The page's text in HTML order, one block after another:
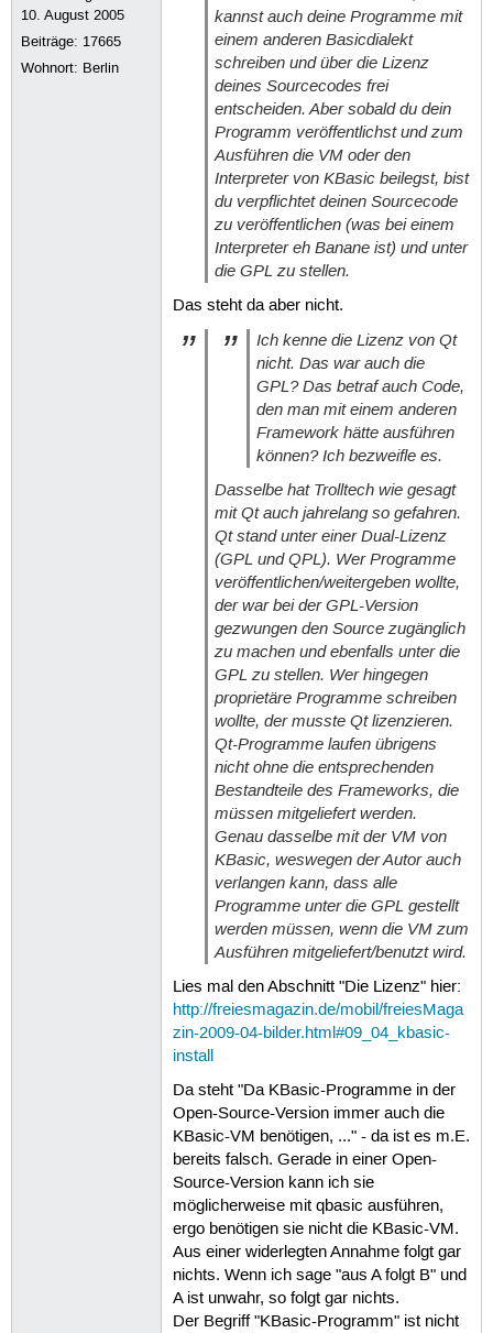
10. August 2005
Beiträge: 17665
Wohnort: Berlin
kannst auch deine Programme mit
einem anderen Basicdialekt
schreiben und über die Lizenz
deines Sourcecodes frei
entscheiden. Aber sobald du dein
Programm veröffentlichst und zum
Ausführen die VM oder den
Interpreter von KBasic beilegst, bist
du verpflichtet deinen Sourcecode
zu veröffentlichen (was bei einem
Interpreter eh Banane ist) und unter
die GPL zu stellen.
Das steht da aber nicht.
Ich kenne die Lizenz von Qt
nicht. Das war auch die
GPL? Das betraf auch Code,
den man mit einem anderen
Framework hätte ausführen
können? Ich bezweifle es.
Dasselbe hat Trolltech wie gesagt
mit Qt auch jahrelang so gefahren.
Qt stand unter einer Dual-Lizenz
(GPL und QPL). Wer Programme
veröffentlichen/weitergeben wollte,
der war bei der GPL-Version
gezwungen den Source zugänglich
zu machen und ebenfalls unter die
GPL zu stellen. Wer hingegen
proprietäre Programme schreiben
wollte, der musste Qt lizenzieren.
Qt-Programme laufen übrigens
nicht ohne die entsprechenden
Bestandteile des Frameworks, die
müssen mitgeliefert werden.
Genau dasselbe mit der VM von
KBasic, weswegen der Autor auch
verlangen kann, dass alle
Programme unter die GPL gestellt
werden müssen, wenn die VM zum
Ausführen mitgeliefert/benutzt wird.
Lies mal den Abschnitt "Die Lizenz" hier:
http://freiesmagazin.de/mobil/freiesMaga
zin-2009-04-bilder.html#09_04_kbasic-
install
Da steht "Da KBasic-Programme in der
Open-Source-Version immer auch die
KBasic-VM benötigen, ..." - da ist es m.E.
bereits falsch. Gerade in einer Open-
Source-Version kann ich sie
möglicherweise mit qbasic ausführen,
ergo benötigen sie nicht die KBasic-VM.
Aus einer widerlegten Annahme folgt gar
nichts. Wenn ich sage "aus A folgt B" und
A ist unwahr, so folgt gar nichts.
Der Begriff "KBasic-Programm" ist nicht